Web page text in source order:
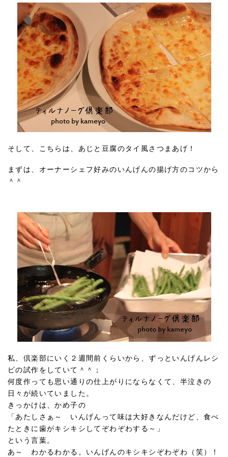
そして、こちらは、あじと豆腐のタイ風さつまあげ！
まずは、オーナーシェフ好みのいんげんの揚げ方のコツから
＾＾
私、倶楽部にいく２週間前くらいから、ずっといんげんレシ
ピの試作をしていて＾＾；
何度作っても思い通りの仕上がりにならなくて、半泣きの
日々が続いていました。
きっかけは、かめ子の
「あたしさぁ～ いんげんって味は大好きなんだけど、食べ
たときに歯がキシキシしてぞわぞわする～」
という言葉。
あ～ わかるわかる。いんげんのキシキシぞわぞわ（笑）！